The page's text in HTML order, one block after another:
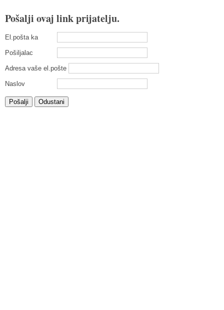
Pošalji ovaj link prijatelju.
El.pošta ka
Pošiljalac
Adresa vaše el.pošte
Naslov
Pošalji Odustani